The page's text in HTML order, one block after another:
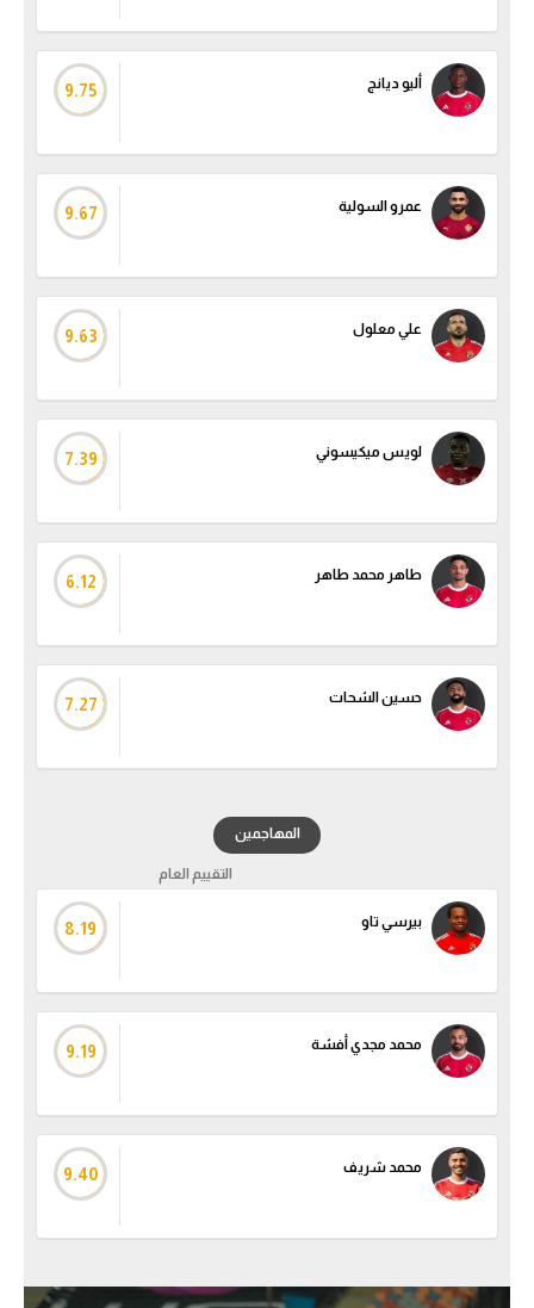
أليو ديانج 9.75
عمرو السولية 9.67
علي معلول 9.63
لويس ميكيسوني 7.39
طاهر محمد طاهر 6.12
حسين الشحات 7.27
المهاجمين
التقييم العام
بيرسي تاو 8.19
محمد مجدي أفشة 9.19
محمد شريف 9.40